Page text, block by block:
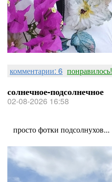
комментарии: 6 понравилось!
солнечное-подсолнечное
02-08-2026 16:58
просто фотки подсолнухов...